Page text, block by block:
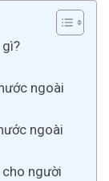
ngoài
ngoài
người